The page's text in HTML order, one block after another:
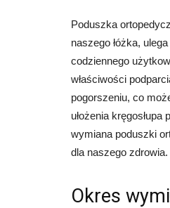
Poduszka
naszego łóżka,
codziennego
właściwości
pogorszeniu, co
ułożenia
wymiana poduszki
dla naszego zdrowia.
Okres